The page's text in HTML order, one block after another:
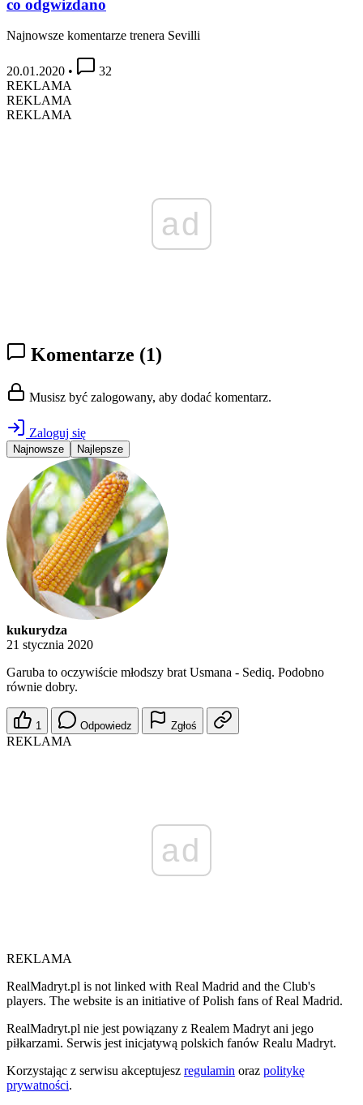
co odgwizdano
Najnowsze komentarze trenera Sevilli
20.01.2020 •
32
REKLAMA
REKLAMA
REKLAMA
ad
Komentarze (1)
Musisz być zalogowany, aby dodać komentarz.
Zaloguj się
Najnowsze Najlepsze
kukurydza
21 stycznia 2020
Garuba to oczywiście młodszy brat Usmana - Sediq. Podobno
równie dobry.
1 Odpowiedz Zgłoś
REKLAMA
ad
REKLAMA
RealMadryt.pl is not linked with Real Madrid and the Club's
players. The website is an initiative of Polish fans of Real Madrid.
RealMadryt.pl nie jest powiązany z Realem Madryt ani jego
piłkarzami. Serwis jest inicjatywą polskich fanów Realu Madryt.
Korzystając z serwisu akceptujesz regulamin oraz politykę
prywatności.